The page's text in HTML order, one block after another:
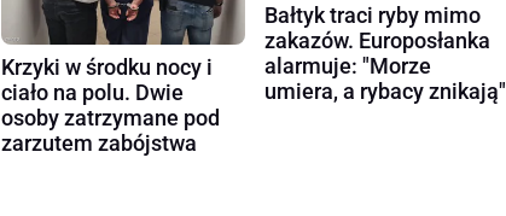
Krzyki w środku nocy i
ciało na polu. Dwie
osoby zatrzymane pod
zarzutem zabójstwa
Bałtyk traci ryby mimo
zakazów. Europosłanka
alarmuje: "Morze
umiera, a rybacy znikają"